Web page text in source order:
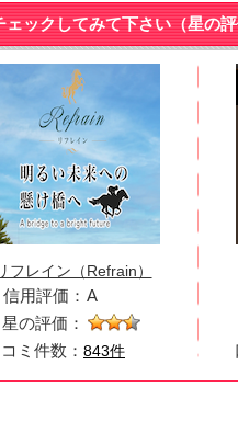
ックしてみて下さい（星の
フレイン（Refrain）
信用評価： A
星の評価：
ミ件数： 843件